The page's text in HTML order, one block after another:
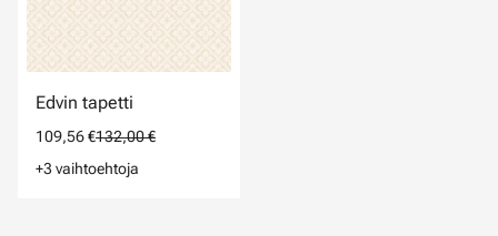
Edvin tapetti
109,56 €132,00 €
+3 vaihtoehtoja